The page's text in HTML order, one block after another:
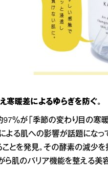
寒暖差によるゆらぎを防ぐ。
％が「季節の変わり目の寒
よる肌への影響が話題にな
とを発見。その酵素の減少
ら肌のバリア機能を整える